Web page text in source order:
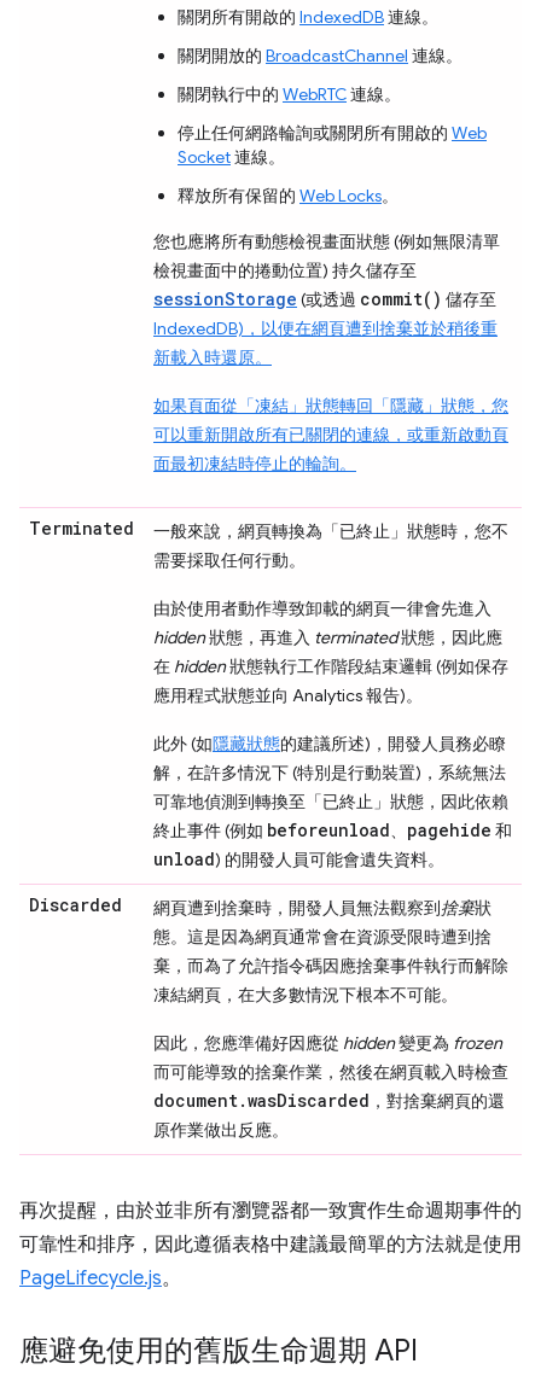
關閉所有開啟的 IndexedDB連線。
關閉開放的 BroadcastChannel 連線。
關閉執行中的 WebRTC連線。
停止任何網路輪詢或關閉所有開啟的 Web
Socket連線。
釋放所有保留的 Web Locks。
您也應將所有動態檢視畫面狀態 (例如無限清單
檢視畫面中的捲動位置) 持久儲存至
sessionStorage (或透過 commit() 儲存至
IndexedDB)，以便在網頁遭到捨棄並於稍後重
新載入時還原。
如果頁面從「凍結」 狀態轉回「隱藏」 狀態，您
可以重新開啟所有已關閉的連線，或重新啟動頁
面最初凍結時停止的輪詢。
Terminated 一般來說，網頁轉換為「已終止」 狀態時，您不
需要採取任何行動。
由於使用者動作導致卸載的網頁一律會先進入
hidden狀態，再進入 terminated狀態，因此應
在 hidden狀態執行工作階段結束邏輯 (例如保存
應用程式狀態並向 Analytics 報告)。
此外 (如隱藏狀態的建議所述)，開發人員務必瞭
解，在許多情況下 (特別是行動裝置)，系統無法
可靠地偵測到轉換至「已終止」 狀態，因此依賴
終止事件 (例如 beforeunload、 pagehide 和
unload) 的開發人員可能會遺失資料。
Discarded 網頁遭到捨棄時，開發人員無法觀察到捨棄狀
態。這是因為網頁通常會在資源受限時遭到捨
棄，而為了允許指令碼因應捨棄事件執行而解除
凍結網頁，在大多數情況下根本不可能。
因此，您應準備好因應從 hidden變更為 frozen
而可能導致的捨棄作業，然後在網頁載入時檢查
document.wasDiscarded ，對捨棄網頁的還
原作業做出反應。
再次提醒，由於並非所有瀏覽器都一致實作生命週期事件的
可靠性和排序，因此遵循表格中建議最簡單的方法就是使用
PageLifecycle.js。
應避免使用的舊版生命週期 API